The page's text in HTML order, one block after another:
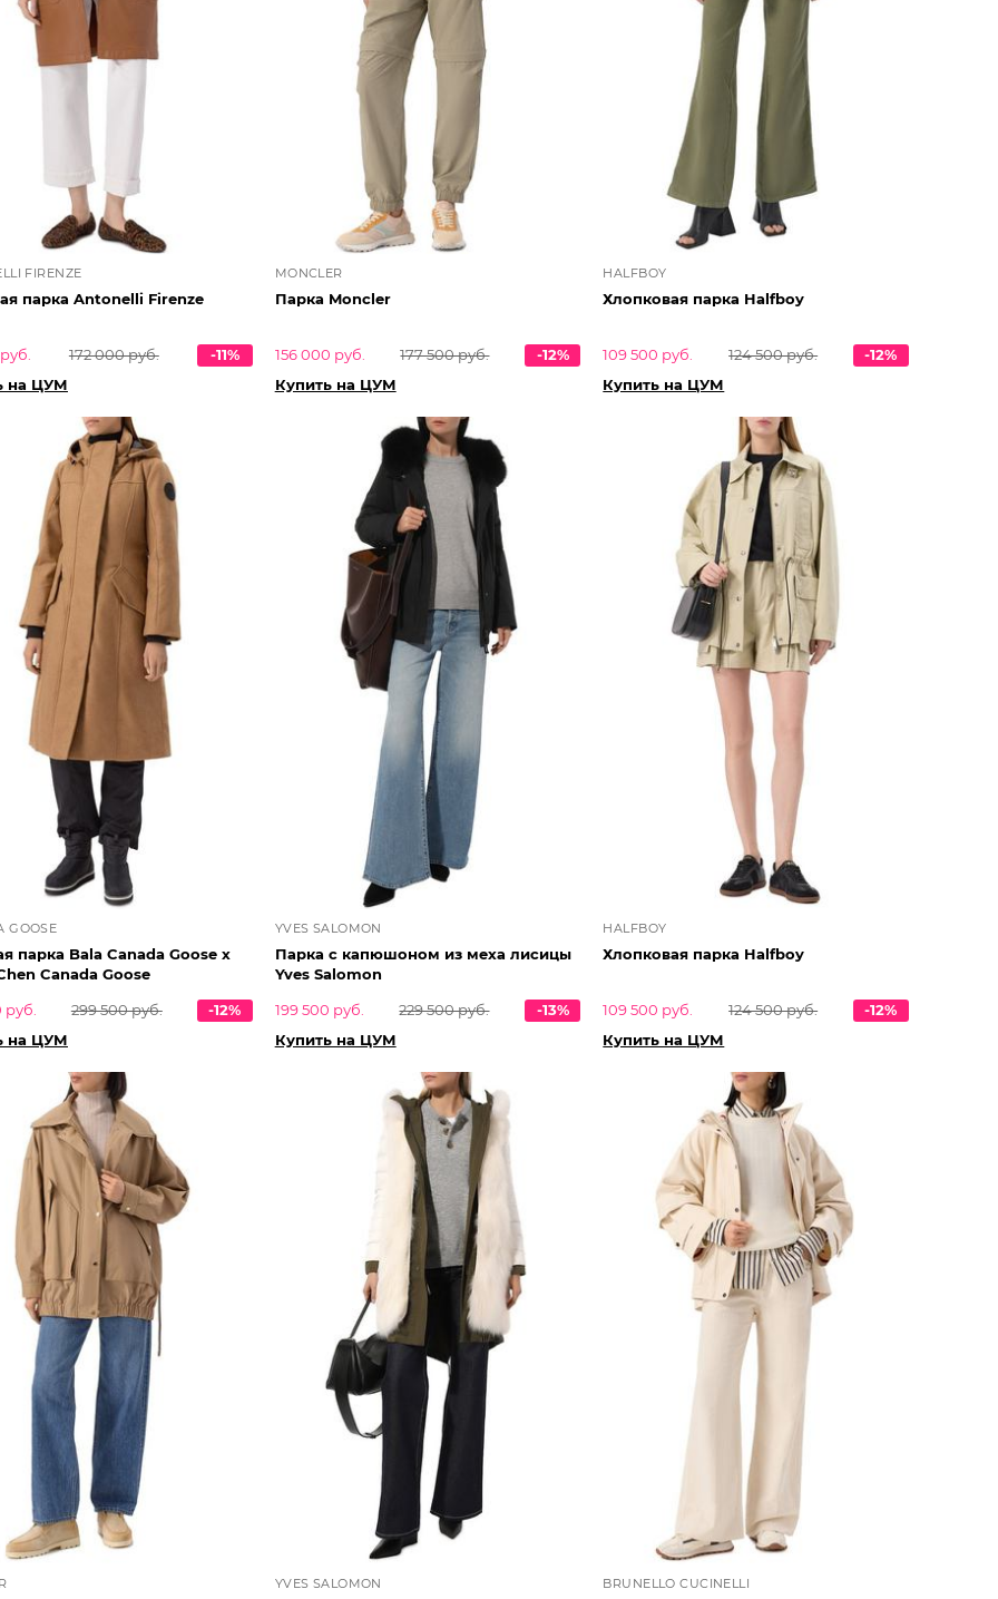
FIRENZE
парка Antonelli Firenze
172 000 руб.
-11%
на ЦУМ
MONCLER
Парка Moncler
156 000 руб. 177 500 руб.
-12%
Купить на ЦУМ
HALFBOY
Хлопковая парка Halfboy
109 500 руб. 124 500 руб.
-12%
Купить на ЦУМ
GOOSE
парка Bala Canada Goose x
Canada Goose
руб.
299 500 руб.
-12%
на ЦУМ
YVES SALOMON
Парка с капюшоном из меха лисицы
Yves Salomon
199 500 руб.
229 500 руб.
-13%
Купить на ЦУМ
HALFBOY
Хлопковая парка Halfboy
109 500 руб. 124 500 руб.
-12%
Купить на ЦУМ
YVES SALOMON BRUNELLO CUCINELLI